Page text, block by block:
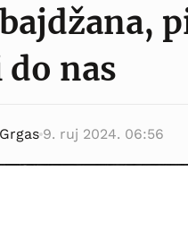
nas
9. ruj 2024. 06:56